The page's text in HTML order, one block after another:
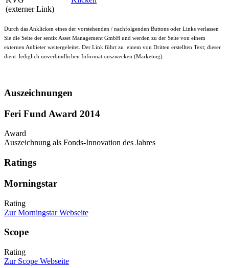
(externer Link)
Durch das Anklicken eines der vorstehenden / nachfolgenden Buttons oder Links verlassen
Sie die Seite der sentix Asset Management GmbH und werden zu der Seite von einem
externen Anbieter weitergeleitet. Der Link führt zu einem von Dritten erstellten Text; dieser
dient lediglich unverbindlichen Informationszwecken (Marketing).
Auszeichnungen
Feri Fund Award 2014
Award
Auszeichnung als Fonds-Innovation des Jahres
Ratings
Morningstar
Rating
Zur Morningstar Webseite
Scope
Rating
Zur Scope Webseite